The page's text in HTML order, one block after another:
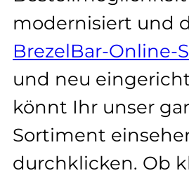
modernisiert und
BrezelBar-Online-
und neu
könnt Ihr unser
Sortiment
durchklicken. Ob